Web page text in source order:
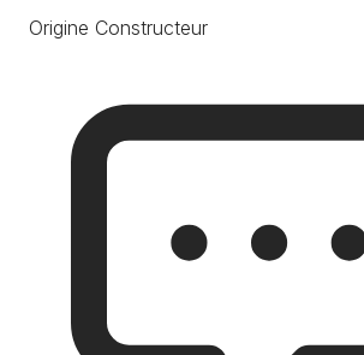
Origine Constructeur